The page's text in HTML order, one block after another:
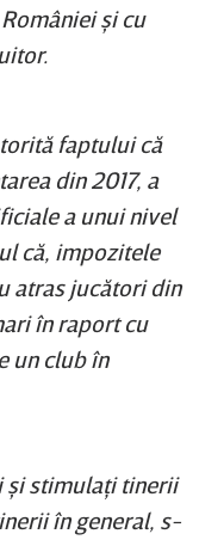
şi cu
faptului că
din 2017, a
a unui nivel
că, impozitele
atras jucători din
în raport cu
un club în
şi stimulaţi tinerii
în general, s-